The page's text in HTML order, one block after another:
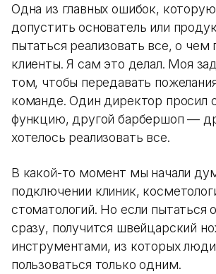
Одна из главных ошибок,
допустить основатель или
пытаться реализовать все, о чем
клиенты. Я сам это делал. Моя
том, чтобы передавать
команде. Один директор просил
функцию, другой барбершоп —
хотелось реализовать все.
В какой-то момент мы начали
подключении клиник,
стоматологий. Но если пытаться
сразу, получится швейцарский
инструментами, из которых
пользоваться только одним.